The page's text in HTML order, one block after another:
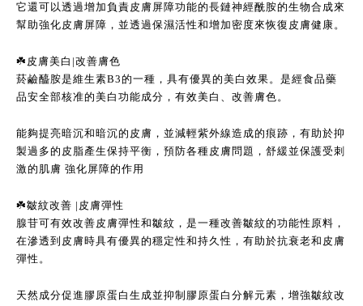
它還可以透過增加負責皮膚屏障功能的長鏈神經酰胺的生物合成來
幫助強化皮膚屏障，並透過保濕活性和增加密度來恢復皮膚健康。
☘️皮膚美白|改善膚色
菸鹼醯胺是維生素B3的一種，具有優異的美白效果。是經食品藥
品安全部核准的美白功能成分，有效美白、改善膚色。
能夠提亮暗沉和暗沉的皮膚，並減輕紫外線造成的痕跡，有助於抑
製過多的皮脂產生保持平衡，預防各種皮膚問題，舒緩並保護受刺
激的肌膚 強化屏障的作用
☘️皺紋改善 |皮膚彈性
腺苷可有效改善皮膚彈性和皺紋，是一種改善皺紋的功能性原料，
在滲透到皮膚時具有優異的穩定性和持久性，有助於抗衰老和皮膚
彈性。
天然成分促進膠原蛋白生成並抑制膠原蛋白分解元素，增強皺紋改